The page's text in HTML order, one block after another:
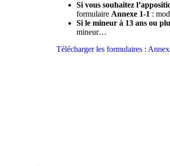
Si vous souhaitez
formulaire Annexe 1-1 :
Si le mineur à 13 ans ou
mineur…
Télécharger les formulaires :